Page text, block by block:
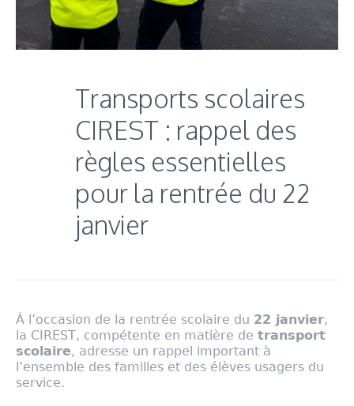
Transports scolaires
CIREST : rappel des
règles essentielles
pour la rentrée du 22
janvier
À l’occasion de la rentrée scolaire du 22 janvier,
la CIREST, compétente en matière de transport
scolaire, adresse un rappel important à
l’ensemble des familles et des élèves usagers du
service.